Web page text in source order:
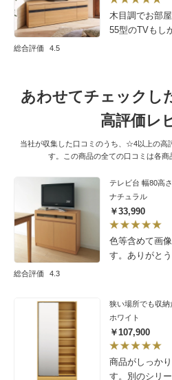
総合評価 4.5
木目調でお部
55型のTVもし
心配でしたが
あわせてチェックし
高評価レ
当社が収集した口コミのうち、☆4以上の高
す。この商品の全ての口コミは各商
総合評価 4.3
ナチュラル
￥33,990
色等含めて画
す。ありがと
で高さを変え
た。
ホワイト
￥107,900
商品がしっか
す。別のシリ